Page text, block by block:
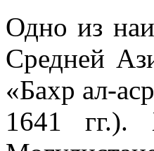
Одно из
Средней
«Бахр ал-
1641